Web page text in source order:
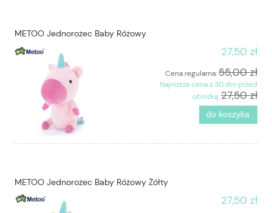
METOO Jednorożec Baby Różowy
27,50 zł
Cena regularna:55,00 zł
Najniższa cena z 30 dni przed
obniżką:27,50 zł
do koszyka
METOO Jednorożec Baby Różowy Żółty
27,50 zł